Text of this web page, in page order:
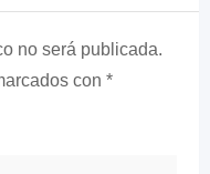
no será publicada.
con *